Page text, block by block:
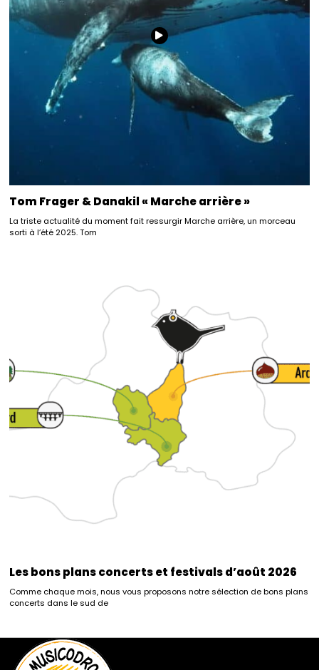
Tom Frager & Danakil « Marche arrière »
La triste actualité du moment fait ressurgir Marche arrière, un morceau
sorti à l’été 2025. Tom
Les bons plans concerts et festivals d’août 2026
Comme chaque mois, nous vous proposons notre sélection de bons plans
concerts dans le sud de